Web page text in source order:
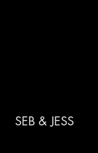
SEB & JESS